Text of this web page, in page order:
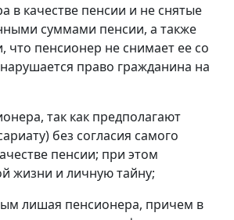
в качестве пенсии и не снятые
суммами пенсии, а также
пенсионер не снимает ее со
право гражданина на
так как предполагают
без согласия самого
пенсии; при этом
жизни и личную тайну;
лишая пенсионера, причем в